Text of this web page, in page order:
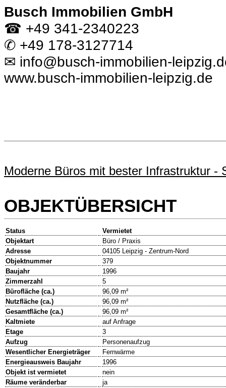
Busch Immobilien GmbH
☎ +49 341-2340223
✆ +49 178-3127714
✉ info@busch-immobilien-
www.busch-immobilien-leipzig.de
Moderne Büros mit bester Infrastruktur -
OBJEKTÜBERSICHT
Status
Vermietet
Objektart
Büro / Praxis
Adresse
04105 Leipzig - Zentrum-Nord
Objektnummer
379
Baujahr
1996
Zimmerzahl
5
Bürofläche (ca.)
96,09 m²
Nutzfläche (ca.)
96,09 m²
Gesamtfläche (ca.)
96,09 m²
Kaltmiete
auf Anfrage
Etage
3
Aufzug
Personenaufzug
Wesentlicher Energieträger
Fernwärme
Energieausweis Baujahr
1996
Objekt ist vermietet
nein
Räume veränderbar
ja